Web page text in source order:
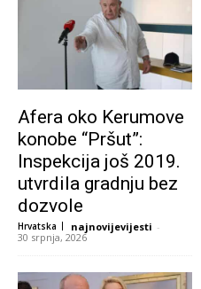
Afera oko Kerumove
konobe “Pršut”:
Inspekcija još 2019.
utvrdila gradnju bez
dozvole
Hrvatska najnovijevijesti -
30 srpnja, 2026